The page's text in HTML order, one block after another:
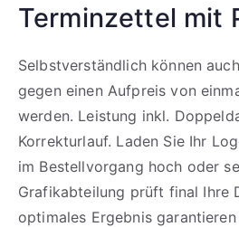
Terminzettel mit
Selbstverständlich können
gegen einen Aufpreis von
werden. Leistung inkl.
Korrekturlauf. Laden Sie Ihr
im Bestellvorgang hoch oder
Grafikabteilung prüft final Ihre
optimales Ergebnis